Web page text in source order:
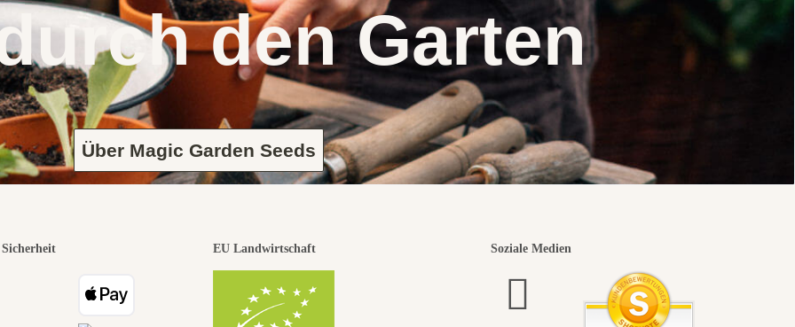
den Garten
Über Magic Garden Seeds
EU Landwirtschaft Soziale Medien